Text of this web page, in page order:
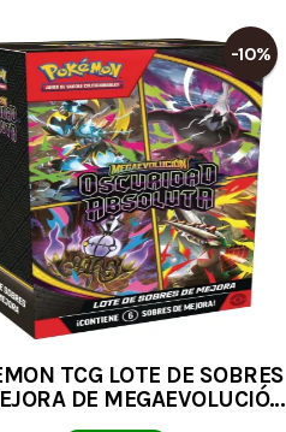
-10%
TCG LOTE DE SOBRES
DE MEGAEVOLUCIÓN
ABSOLUTA JCC